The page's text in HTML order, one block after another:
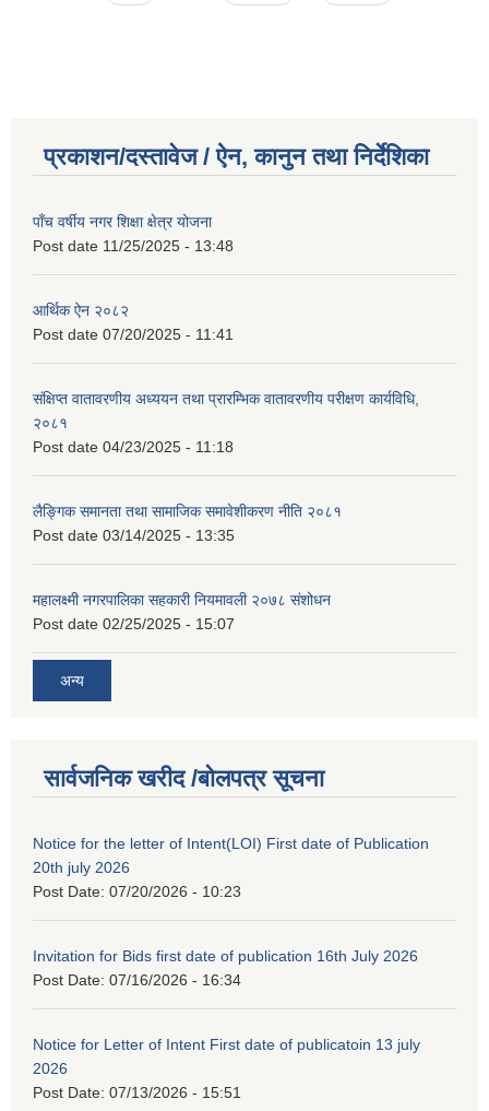
प्रकाशन/दस्तावेज / ऐन, कानुन तथा निर्देशिका
पाँच वर्षीय नगर शिक्षा क्षेत्र योजना
Post date 11/25/2025 - 13:48
आर्थिक ऐन २०८२
Post date 07/20/2025 - 11:41
संक्षिप्त वातावरणीय अध्ययन तथा प्रारम्भिक वातावरणीय परीक्षण कार्यविधि,
२०८१
Post date 04/23/2025 - 11:18
लैङ्गिक समानता तथा सामाजिक समावेशीकरण नीति २०८१
Post date 03/14/2025 - 13:35
महालक्ष्मी नगरपालिका सहकारी नियमावली २०७८ संशोधन
Post date 02/25/2025 - 15:07
अन्य
सार्वजनिक खरीद /बोलपत्र सूचना
Notice for the letter of Intent(LOI) First date of Publication
20th july 2026
Post Date: 07/20/2026 - 10:23
Invitation for Bids first date of publication 16th July 2026
Post Date: 07/16/2026 - 16:34
Notice for Letter of Intent First date of publicatoin 13 july
2026
Post Date: 07/13/2026 - 15:51